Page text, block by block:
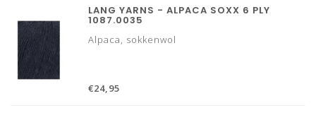
LANG YARNS - ALPACA SOXX 6 PLY
1087.0035
Alpaca, sokkenwol
€24,95